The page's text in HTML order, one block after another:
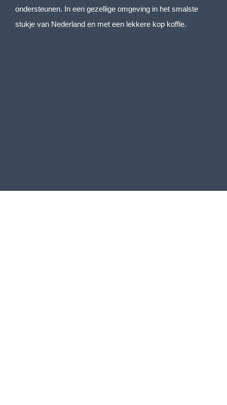
ondersteunen. In een gezellige omgeving in het smalste
stukje van Nederland en met een lekkere kop koffie.